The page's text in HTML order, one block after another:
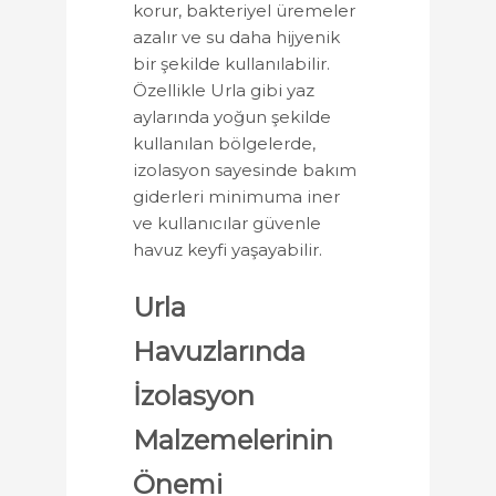
korur, bakteriyel üremeler
azalır ve su daha hijyenik
bir şekilde kullanılabilir.
Özellikle Urla gibi yaz
aylarında yoğun şekilde
kullanılan bölgelerde,
izolasyon sayesinde bakım
giderleri minimuma iner
ve kullanıcılar güvenle
havuz keyfi yaşayabilir.
Urla
Havuzlarında
İzolasyon
Malzemelerinin
Önemi